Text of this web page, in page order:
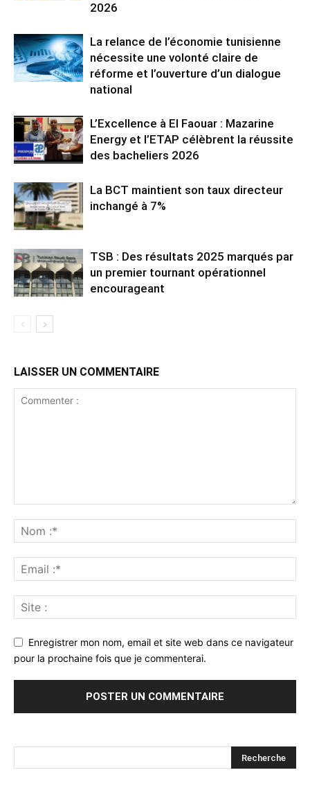
2026
La relance de l’économie tunisienne
nécessite une volonté claire de
réforme et l’ouverture d’un dialogue
national
L’Excellence à El Faouar : Mazarine
Energy et l’ETAP célèbrent la réussite
des bacheliers 2026
La BCT maintient son taux directeur
inchangé à 7%
TSB : Des résultats 2025 marqués par
un premier tournant opérationnel
encourageant
LAISSER UN COMMENTAIRE
Enregistrer mon nom, email et site web dans ce navigateur
pour la prochaine fois que je commenterai.